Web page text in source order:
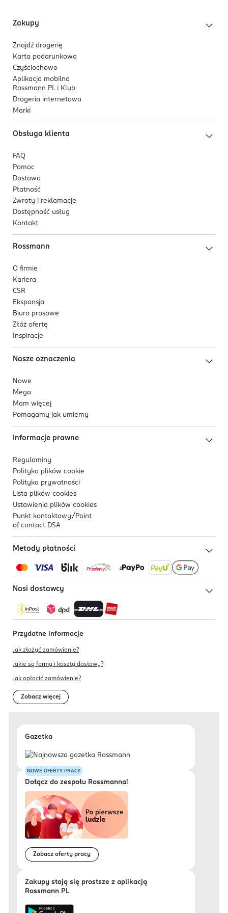
Zakupy
Znajdź drogerię
Karta podarunkowa
Czyściochowo
Aplikacja mobilna
Rossmann PL i Klub
Drogeria internetowa
Marki
Obsługa klienta
FAQ
Pomoc
Dostawa
Płatność
Zwroty i reklamacje
Dostępność usług
Kontakt
Rossmann
O firmie
Kariera
CSR
Ekspansja
Biuro prasowe
Złóż ofertę
Inspiracje
Nasze oznaczenia
Nowe
Mega
Mam więcej
Pomagamy jak umiemy
Informacje prawne
Regulaminy
Polityka plików cookie
Polityka prywatności
Lista plików cookies
Ustawienia plików cookies
Punkt kontaktowy/ Point
of contact DSA
Metody płatności
Nasi dostawcy
Przydatne informacje
Jak złożyć zamówienie?
Jakie są formy i koszty dostawy?
Jak opłacić zamówienie?
Zobacz więcej
Gazetka
NOWE OFERTY PRACY
Dołącz do zespołu Rossmanna!
Zobacz oferty pracy
Zakupy stają się prostsze z aplikacją
Rossmann PL